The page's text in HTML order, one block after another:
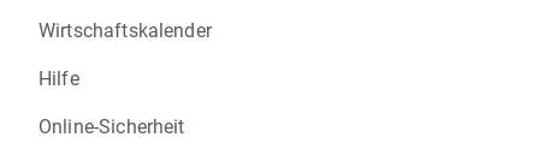
Wirtschaftskalender
Hilfe
Online-Sicherheit